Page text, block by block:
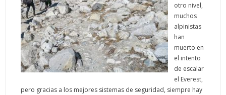
otro nivel,
muchos
alpinistas
han
muerto en
el intento
de escalar
el Everest,
pero gracias a los mejores sistemas de seguridad, siempre hay